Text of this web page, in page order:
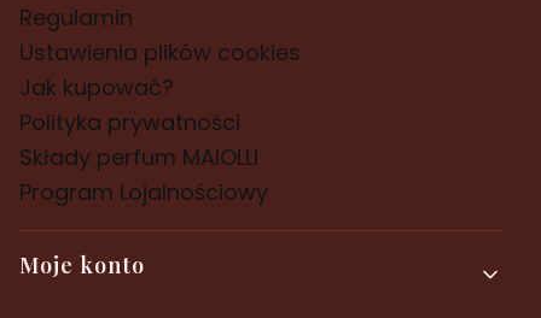
Regulamin
Ustawienia plików cookies
Jak kupować?
Polityka prywatności
Składy perfum MAIOLLI
Program Lojalnościowy
Moje konto